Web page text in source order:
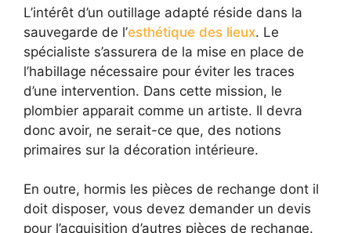
L’intérêt d’un outillage adapté réside dans la
sauvegarde de l’esthétique des lieux. Le
spécialiste s’assurera de la mise en place de
l’habillage nécessaire pour éviter les traces
d’une intervention. Dans cette mission, le
plombier apparait comme un artiste. Il devra
donc avoir, ne serait-ce que, des notions
primaires sur la décoration intérieure.
En outre, hormis les pièces de rechange dont il
doit disposer, vous devez demander un devis
pour l’acquisition d’autres pièces de rechange.